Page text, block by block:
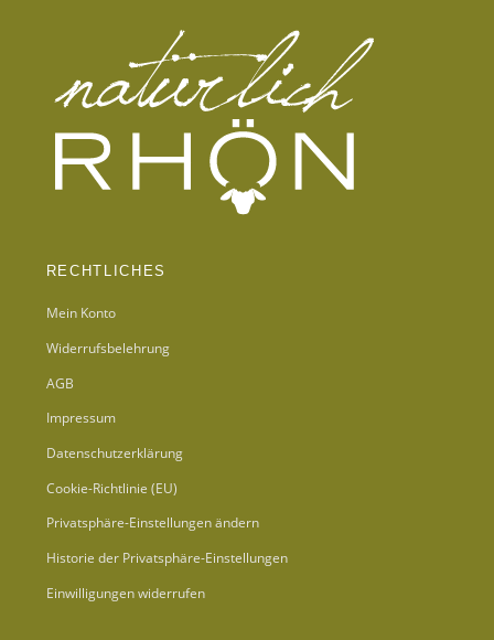
RECHTLICHES
Mein Konto
Widerrufsbelehrung
AGB
Impressum
Datenschutzerklärung
Cookie-Richtlinie (EU)
Privatsphäre-Einstellungen ändern
Historie der Privatsphäre-Einstellungen
Einwilligungen widerrufen